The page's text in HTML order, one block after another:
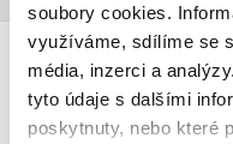
soubory cookies.
využíváme, sdílíme se
média, inzerci a analýzy.
tyto údaje s dalšími
poskytnuty, nebo které